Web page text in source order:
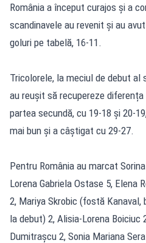
România a început curajos și a
scandinavele au revenit și au
goluri pe tabelă, 16-11.
Tricolorele, la meciul de debut al
au reușit să recupereze
partea secundă, cu 19-18 și 20-
mai bun și a câștigat cu 29-27.
Pentru România au marcat
Lorena Gabriela Ostase 5, Elena
2, Mariya Skrobic (fostă
la debut) 2, Alisia-Lorena Boiciuc
Dumitrașcu 2, Sonia Mariana